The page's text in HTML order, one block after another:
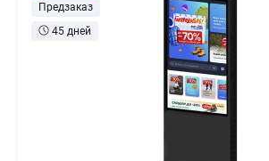
Предзаказ
45 дней